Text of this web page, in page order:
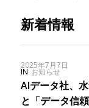
新着情報
2025年7月7日
IN お知らせ
AIデータ社、
と「データ信